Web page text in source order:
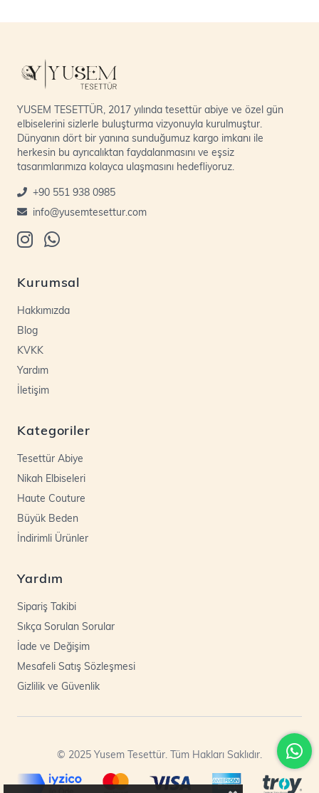
YUSEM TESETTÜR, 2017 yılında tesettür abiye ve özel gün
elbiselerini sizlerle buluşturma vizyonuyla kurulmuştur.
Dünyanın dört bir yanına sunduğumuz kargo imkanı ile
herkesin bu ayrıcalıktan faydalanmasını ve eşsiz
tasarımlarımıza kolayca ulaşmasını hedefliyoruz.
+90 551 938 0985
info@yusemtesettur.com
Kurumsal
Hakkımızda
Blog
KVKK
Yardım
İletişim
Kategoriler
Tesettür Abiye
Nikah Elbiseleri
Haute Couture
Büyük Beden
İndirimli Ürünler
Yardım
Sipariş Takibi
Sıkça Sorulan Sorular
İade ve Değişim
Mesafeli Satış Sözleşmesi
Gizlilik ve Güvenlik
© 2025 Yusem Tesettür. Tüm Hakları Saklıdır.